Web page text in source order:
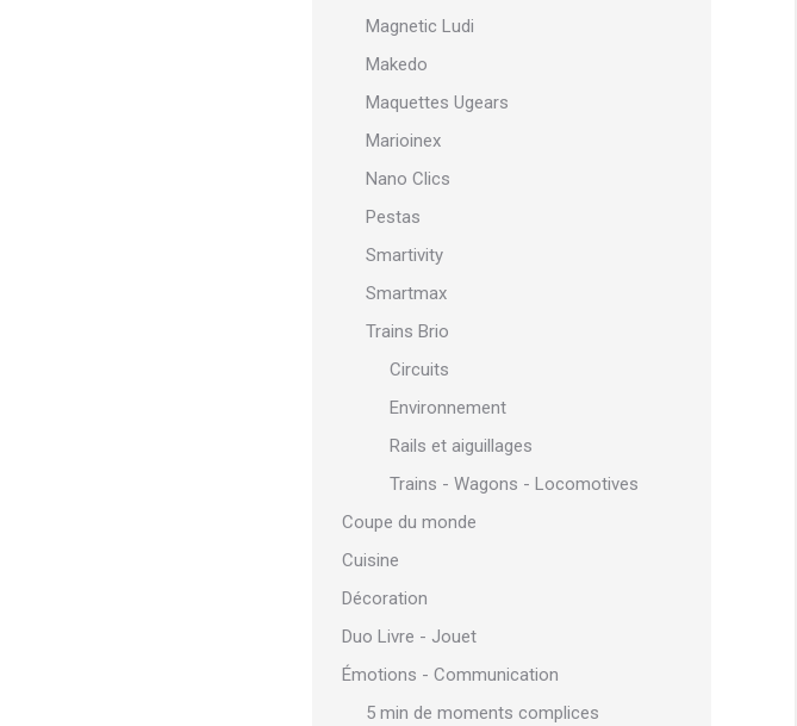
Magnetic Ludi
Makedo
Maquettes Ugears
Marioinex
Nano Clics
Pestas
Smartivity
Smartmax
Trains Brio
Circuits
Environnement
Rails et aiguillages
Trains - Wagons - Locomotives
Coupe du monde
Cuisine
Décoration
Duo Livre - Jouet
Émotions - Communication
5 min de moments complices